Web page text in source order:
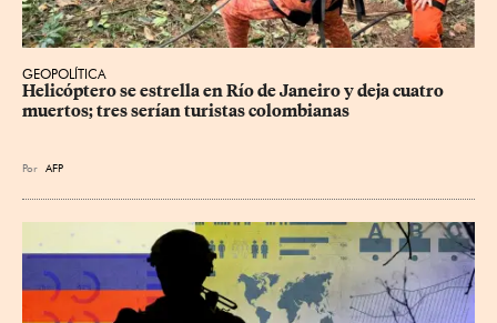
GEOPOLÍTICA
Helicóptero se estrella en Río de Janeiro y deja cuatro
muertos; tres serían turistas colombianas
Por AFP